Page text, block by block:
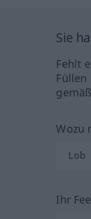
Sie
Fehlt
Wozu
Ihr